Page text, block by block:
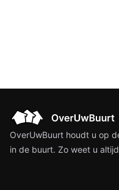
OverUwBuurt houdt u op
in de buurt. Zo weet u